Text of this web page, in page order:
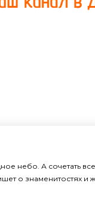
небо. А сочетать
о знаменитостях и